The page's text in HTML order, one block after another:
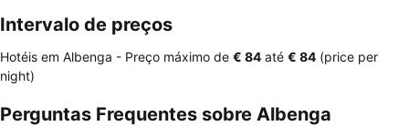
Intervalo de preços
Hotéis em Albenga - Preço máximo de ‎€ 84 até ‎€ 84 (price per
night)
Perguntas Frequentes sobre Albenga